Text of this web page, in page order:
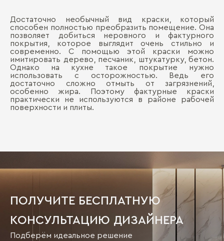
Достаточно необычный вид краски, который
способен полностью преобразить помещение. Она
позволяет добиться неровного и фактурного
покрытия, которое выглядит очень стильно и
современно. С помощью этой краски можно
имитировать дерево, песчаник, штукатурку, бетон.
Однако на кухне такое покрытие нужно
использовать с осторожностью. Ведь его
достаточно сложно отмыть от загрязнений,
особенно жира. Поэтому фактурные краски
практически не используются в районе рабочей
поверхности и плиты.
ПОЛУЧИТЕ БЕСПЛАТНУЮ
КОНСУЛЬТАЦИЮ ДИЗАЙНЕРА
Подберём идеальное решение